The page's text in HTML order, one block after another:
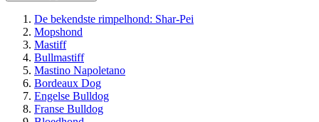
De bekendste rimpelhond: Shar-Pei
Mopshond
Mastiff
Bullmastiff
Mastino Napoletano
Bordeaux Dog
Engelse Bulldog
Franse Bulldog